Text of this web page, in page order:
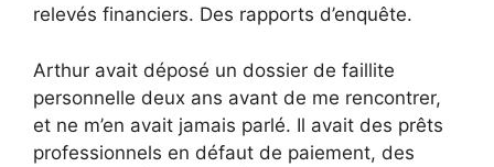
relevés financiers. Des rapports d’enquête.
Arthur avait déposé un dossier de faillite
personnelle deux ans avant de me rencontrer,
et ne m’en avait jamais parlé. Il avait des prêts
professionnels en défaut de paiement, des